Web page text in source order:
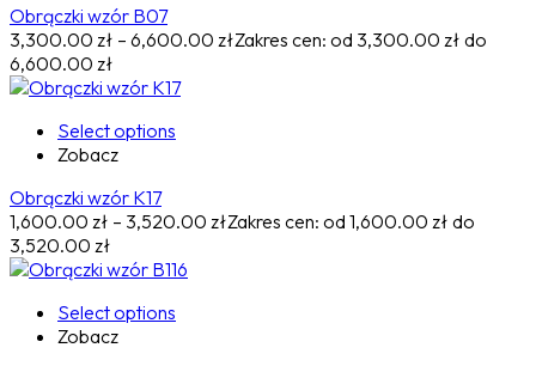
Obrączki wzór B07
3,300.00 zł – 6,600.00 złZakres cen: od 3,300.00 zł do
6,600.00 zł
Select options
Zobacz
Obrączki wzór K17
1,600.00 zł – 3,520.00 złZakres cen: od 1,600.00 zł do
3,520.00 zł
Select options
Zobacz